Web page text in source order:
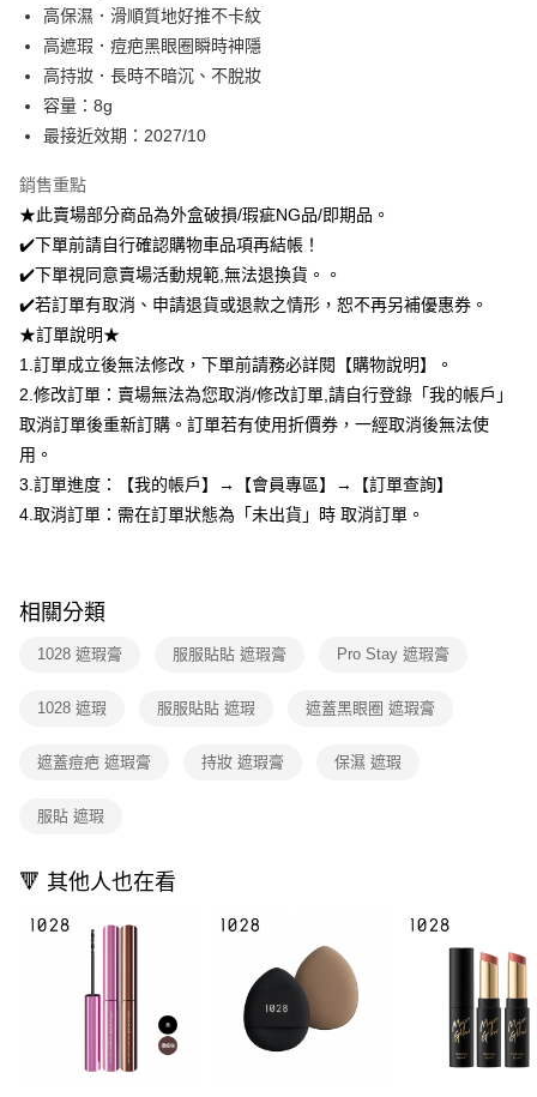
１．於結帳方式選擇「AFTEE先享後付」後，將跳轉至「AFTEE先享後付」
２．訂單成立數日內，您將收到繳費通知簡訊。
３．收到繳費通知簡訊後14天內，點擊此簡訊中的連結，可透過四大超商／
ATM／網路銀行／等多元方式進行付款，方視為交易完成。
※ 請注意：結帳手續完成當下不需立刻繳費，但若您需要取消訂單，請聯絡
購買商品的店家。未經商家同意取消之訂單仍視為有效，需透過AFTEE先享
※ 交易是否成功請以「AFTEE先享後付 」之結帳頁面顯示為準，若有關於
是否繳費成功／繳費後需取消欲退款等相關疑問，請聯繫「AFTEE先享後付
客戶支援中心」https://netprotections.freshdesk.com/support/home
【注意事項】
易，需依本服務之必要範圍內提供個人資料，並將交易相關給付款項請求債
權轉讓予恩沛科技股份有限公司。
２．關於個人資料處理事宜，請瀏覽以下網址：
https://aftee.tw/terms/#terms3
３．未成年的使用者請事先徵得法定代理人或監護人之同意方可使用
「AFTEE先享後付」，若未經同意申辦者引起之損失，本公司不負相關責
４．使用「AFTEE先享後付」時，將依據個別帳號之用戶狀況，依本公司即
時審查核予不同之上限額度；若仍有額度不足之情形，本公司將視審查結果
請求用戶進行身份認證。
５．嚴禁一人註冊多個帳號或使用他人資訊註冊。若發現惡意使用之情形，
付款後全家取貨
7-11取貨付款
每筆NT$80，滿NT$599(含以上)免運費
付款後7-11取貨
每筆NT$80，滿NT$599(含以上)免運費
每筆NT$90，滿NT$599(含以上)免運費
國家/地區配送（宇迅）
高保濕．滑順質地好推不卡紋
高遮瑕．痘疤黑眼圈瞬時神隱
高持妝．長時不暗沉、不脫妝
容量：8g
最接近效期：2027/10
銷售重點
★此賣場部分商品為外盒破損/瑕疵NG品/即期品。
✔️下單前請自行確認購物車品項再結帳！
✔️下單視同意賣場活動規範,無法退換貨。。
✔️若訂單有取消、申請退貨或退款之情形，恕不再另補優惠券。
★訂單說明★
1.訂單成立後無法修改，下單前請務必詳閱【購物說明】。
2.修改訂單：賣場無法為您取消/修改訂單,請自行登錄「我的帳戶」
取消訂單後重新訂購。訂單若有使用折價券，一經取消後無法使
用。
3.訂單進度：【我的帳戶】→【會員專區】→【訂單查詢】
4.取消訂單：需在訂單狀態為「未出貨」時 取消訂單。
相關分類
1028 遮瑕膏 服服貼貼 遮瑕膏 Pro Stay 遮瑕膏
1028 遮瑕 服服貼貼 遮瑕 遮蓋黑眼圈 遮瑕膏
遮蓋痘疤 遮瑕膏 持妝 遮瑕膏 保濕 遮瑕
服貼 遮瑕
🔻 其他人也在看